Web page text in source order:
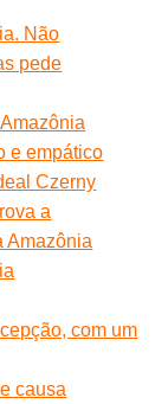
Não
pede
e empático
Czerny
a
Amazônia
com um
causa